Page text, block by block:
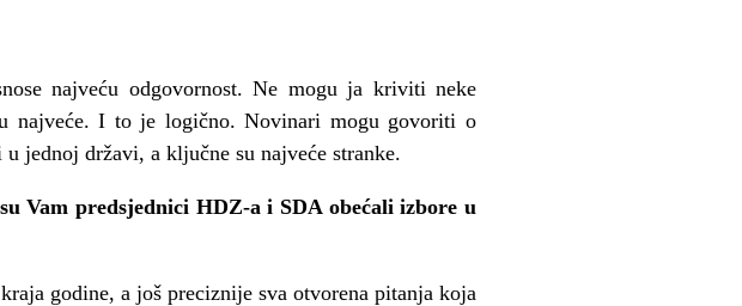
najveću odgovornost. Ne mogu ja kriviti neke
najveće. I to je logično. Novinari mogu govoriti o
jednoj državi, a ključne su najveće stranke.
Vam predsjednici HDZ-a i SDA obećali izbore u
godine, a još preciznije sva otvorena pitanja koja